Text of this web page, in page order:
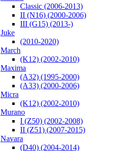
Classic (2006-2013)
II (N16) (2000-2006)
III (G15) (2013-)
Juke
(2010-2020)
March
(K12) (2002-2010)
Maxima
(A32) (1995-2000)
(A33) (2000-2006)
Micra
(K12) (2002-2010)
Murano
I (Z50) (2002-2008)
II (Z51) (2007-2015)
Navara
(D40) (2004-2014)